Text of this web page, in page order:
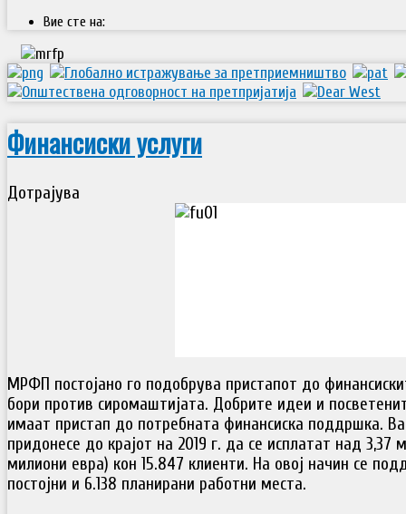
Вие сте на:
Финансиски услуги
Дотрајува
MРФП постојано го подобрува пристапот до
бори против сиромаштијата. Добрите идеи и
имаат пристап до потребната финансиска поддршка.
придонесе до крајот на 2019 г. да се исплатат над 3,37
милиони евра) кон 15.847 клиенти. На овој начин се
постојни и 6.138 планирани работни места.